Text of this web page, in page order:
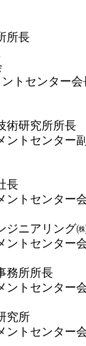
長
センター会
究所所長
ンター副
ンター会
リング㈱
ンター会
所長
ンター会
所
ンター会